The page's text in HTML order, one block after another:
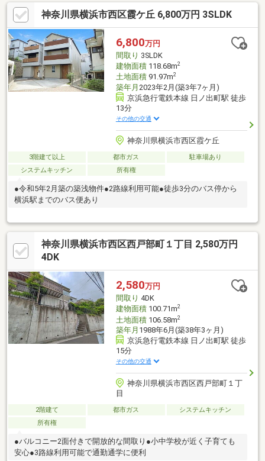
神奈川県横浜市西区霞ケ丘 6,800万円 3SLDK
6,800万円
間取り 3SLDK
建物面積118.68m2
土地面積91.97m2
築年月 2023年2月(築3年7ヶ月)
京浜急行電鉄本線 日ノ出町駅 徒歩
13分
その他の交通
神奈川県横浜市西区霞ケ丘
3階建て以上 都市ガス
駐車場あり
システムキッチン
所有権
●令和5年2月築の築浅物件●2路線利用可能●徒歩3分のバス停から
横浜駅までのバス便あり
神奈川県横浜市西区西戸部町１丁目 2,580万円
4DK
2,580万円
間取り 4DK
建物面積100.71m2
土地面積106.58m2
築年月 1988年6月(築38年3ヶ月)
京浜急行電鉄本線 日ノ出町駅 徒歩
15分
その他の交通
神奈川県横浜市西区西戸部町１丁
目
2階建て 都市ガス
システムキッチン
所有権
●バルコニー2面付きで開放的な間取り●小中学校が近く子育ても
安心●3路線利用可能で通勤通学に便利